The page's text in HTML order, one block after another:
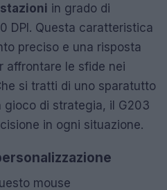
in grado di
DPI. Questa caratteristica
preciso e una risposta
affrontare le sfide nei
si tratti di uno sparatutto
gioco di strategia, il G203
in ogni situazione.
mouse